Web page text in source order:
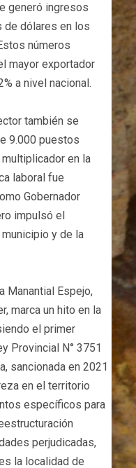
generó ingresos
de dólares en los
números
mayor exportador
a nivel nacional.
también se
9.000 puestos
en la
laboral fue
Gobernador
impulsó el
y de la
Manantial Espejo,
marca un hito en la
el primer
Provincial N° 3751
sancionada en 2021
en el territorio
específicos para
perjudicadas,
la localidad de